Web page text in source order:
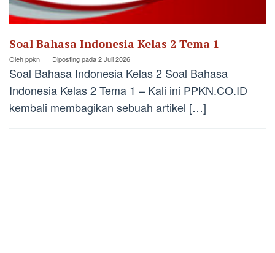
Soal Bahasa Indonesia Kelas 2 Tema 1
Olehppkn Diposting pada2 Juli 2026
Soal Bahasa Indonesia Kelas 2 Soal Bahasa
Indonesia Kelas 2 Tema 1 – Kali ini PPKN.CO.ID
kembali membagikan sebuah artikel […]